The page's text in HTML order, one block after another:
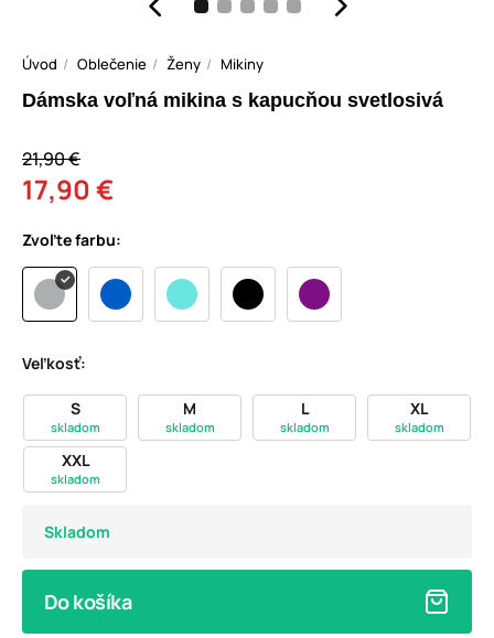
Úvod Oblečenie Ženy Mikiny
Dámska voľná mikina s kapucňou svetlosivá
21,90 €
17,90 €
Zvoľte farbu:
Veľkosť:
S
skladom
M
skladom
L
skladom
XL
skladom
XXL
skladom
Skladom
Do košíka